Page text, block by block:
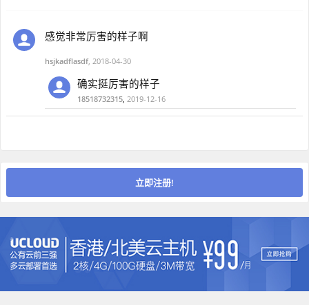
感觉非常厉害的样子啊
hsjkadflasdf, 2018-04-30
确实挺厉害的样子
18518732315, 2019-12-16
立即注册!